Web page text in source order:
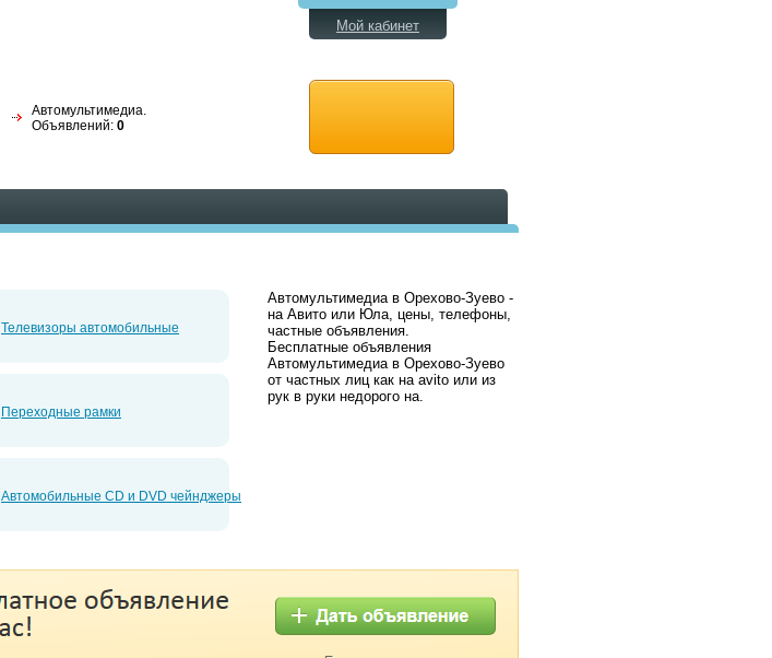
Автомультимедиа.
Объявлений: 0
Мой кабинет
Телевизоры автомобильные
Переходные рамки
Автомобильные CD и DVD чейнджеры
Автомультимедиа в Орехово-Зуево -
на Авито или Юла, цены, телефоны,
частные объявления.
Бесплатные объявления
Автомультимедиа в Орехово-Зуево
от частных лиц как на avito или из
рук в руки недорого на.